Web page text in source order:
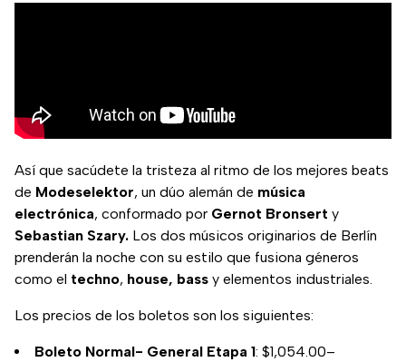
Así que sacúdete la tristeza al ritmo de los mejores beats
de Modeselektor, un dúo alemán de música
electrónica, conformado por Gernot Bronsert y
Sebastian Szary. Los dos músicos originarios de Berlín
prenderán la noche con su estilo que fusiona géneros
como el techno, house, bass y elementos industriales.
Los precios de los boletos son los siguientes:
Boleto Normal- General Etapa 1: $1,054.00–